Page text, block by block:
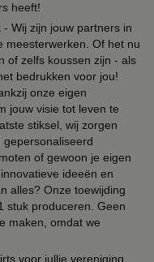
heeft!
Wij zijn jouw partners in
meesterwerken. Of het nu
of zelfs koussen zijn - als
bedrukken voor jou!
onze eigen
jouw visie tot leven te
stiksel, wij zorgen
of gewoon je eigen
ideeën en
alles? Onze toewijding
stuk produceren. Geen
maken, omdat we
voor jullie vereniging,